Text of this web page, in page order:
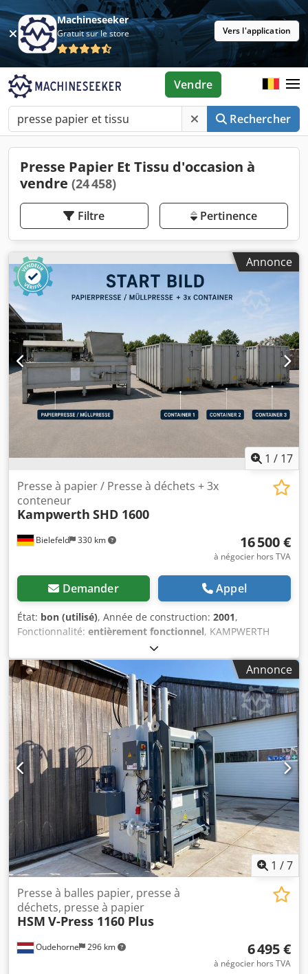
Machineseeker
Gratuit sur le store Vers l'application
Rechercher
Vendre
Presse Papier Et Tissu d'occasion à
vendre (24 458)
Filtre Pertinence
Annonce
1 / 17
Bielefeld 330 km
Presse à papier / Presse à déchets + 3x
conteneur
Kampwerth SHD 1600
16 500 €
à négocier hors TVA
Demander Appel
État: bon (utilisé), Année de construction: 2001,
Fonctionnalité: entièrement fonctionnel, KAMPWERTH
SHD 1600, presse horizontale, comprenant 3 conteneurs
interchangeables 48000x2800x3000 Codpfoxm Skrjx Airjha
Cet appareil ne compacte que dans les conteneurs. Ce
n’est pas une presse à balles. Presse à papier // Presse à
déchets // Presse à rebuts Presse, 1 unité • Type :
Kampwerth SHD 1600 • Année de fabrication : 2001 • Poids
à vide : 3500 kg • 15 kW • Dimensions : 5000x2300x3700
mm (sera démontée pour le transport) Conteneur pour
presse à balles, 3 unités • Année de fabrication : 2001 •
Volume : 28 m³ • Poids à vide : 3100 kg • Poids en charge :
12 000 kg • Dimensions : 7000x2400 mm Localisation :
Annonce
1 /7
Oudehorne 296 km
Presse à balles papier, presse à
déchets, presse à papier
HSM V-Press 1160 Plus
6 495 €
à négocier hors TVA